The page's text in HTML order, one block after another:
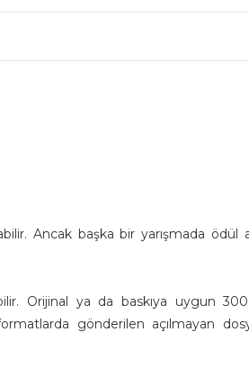
Ancak başka bir yarışmada ödül
Orijinal ya da baskıya uygun
gönderilen açılmayan